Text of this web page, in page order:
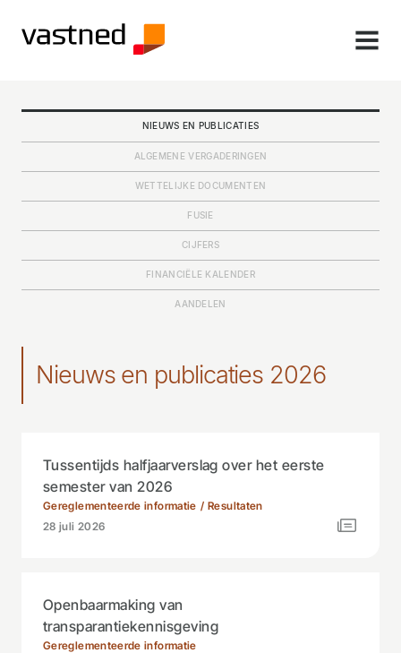
MENU
NIEUWS EN PUBLICATIES
ALGEMENE VERGADERINGEN
WETTELIJKE DOCUMENTEN
FUSIE
CIJFERS
FINANCIËLE KALENDER
AANDELEN
Nieuws en publicaties 2026
Tussentijds halfjaarverslag over het eerste
semester van 2026
Gereglementeerde informatie
Resultaten
28 juli 2026
Openbaarmaking van
transparantiekennisgeving
Gereglementeerde informatie